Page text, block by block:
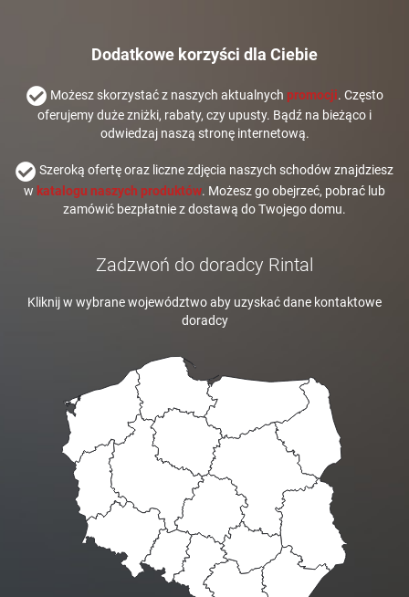
Dodatkowe korzyści dla Ciebie
Możesz skorzystać z naszych aktualnych promocji. Często
oferujemy duże zniżki, rabaty, czy upusty. Bądź na bieżąco i
odwiedzaj naszą stronę internetową.
Szeroką ofertę oraz liczne zdjęcia naszych schodów znajdziesz
w katalogu naszych produktów. Możesz go obejrzeć, pobrać lub
zamówić bezpłatnie z dostawą do Twojego domu.
Zadzwoń do doradcy Rintal
Kliknij w wybrane województwo aby uzyskać dane kontaktowe
doradcy